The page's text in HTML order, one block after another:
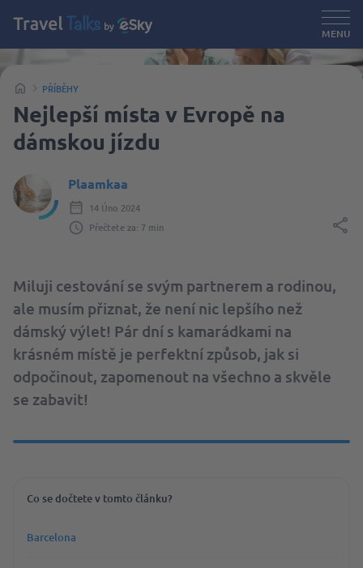
MENU
PŘÍBĚHY
Nejlepší místa v Evropě na
dámskou jízdu
Plaamkaa
14 Úno 2024
Přečtete za: 7 min
Miluji cestování se svým partnerem a rodinou,
ale musím přiznat, že není nic lepšího než
dámský výlet! Pár dní s kamarádkami na
krásném místě je perfektní způsob, jak si
odpočinout, zapomenout na všechno a skvěle
se zabavit!
Co se dočtete v tomto článku?
Barcelona